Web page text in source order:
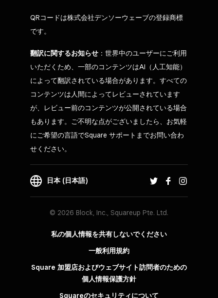
QRコードは株式会社デンソーウェーブの登録商標
です。
翻訳に関するお知らせ ：世界中のユーザーにご利用
いただくため、一部のコンテンツはAI（人工知能）
によって翻訳されている場合があります。すべての
コンテンツは人間によってレビューされています
が、レビュー前のコンテンツが公開されている場合
もあります。ご不明な点がございましたら、お気軽
にご希望の言語でSquare サポートまでお問い合わ
せください。
日本 (日本語)
© 2026 Block, Inc., Squareup Pte. Ltd.
私の個人情報を共有しないでください
一般利用規約
Square 加盟店およびウェブサイト訪問者の​ための​
個人情報保護方針​
Squareのセキュリティについて